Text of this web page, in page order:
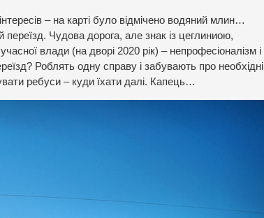
– на карті було відмічено водяний млин…
Чудова дорога, але знак із цеглиниою,
влади (на дворі 2020 рік) – непрофесіоналізм і
Роблять одну справу і забувають про необхідні
ребуси – куди їхати далі. Капець…